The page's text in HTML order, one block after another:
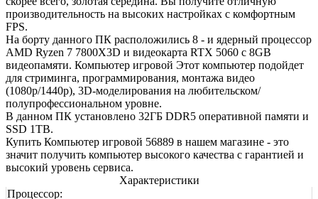
производительность на высоких настройках с комфортным
FPS.
На борту данного ПК расположились 8 - и ядерный процессор
AMD Ryzen 7 7800X3D и видеокарта RTX 5060 с 8GB
видеопамяти. Компьютер игровой Этот компьютер подойдет
для стриминга, программирования, монтажа видео
(1080р/1440р), 3D-моделирования на любительском/
полупрофессиональном уровне.
В данном ПК установлено 32ГБ DDR5 оперативной памяти и
SSD 1TB.
Купить Компьютер игровой 56889 в нашем магазине - это
значит получить компьютер высокого качества с гарантией и
высокий уровень сервиса.
Характеристики
Процессор: